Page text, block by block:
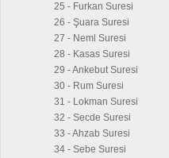
25 - Furkan Suresi
26 - Şuara Suresi
27 - Neml Suresi
28 - Kasas Suresi
29 - Ankebut Suresi
30 - Rum Suresi
31 - Lokman Suresi
32 - Secde Suresi
33 - Ahzab Suresi
34 - Sebe Suresi